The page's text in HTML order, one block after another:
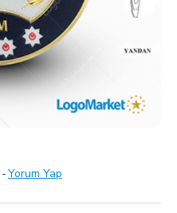
-Yorum Yap